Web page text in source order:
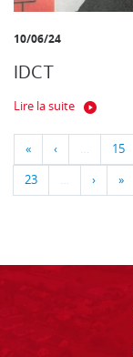
10/06/24
IDCT
Lire la suite
« ‹ … 15
23 … › »